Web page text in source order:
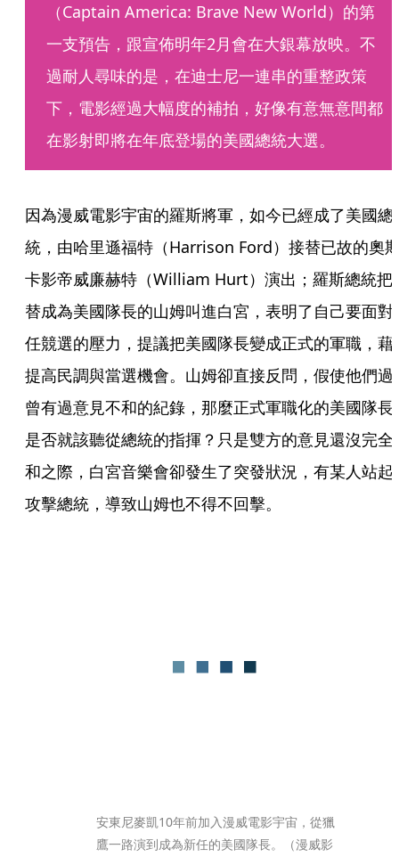
（Captain America: Brave New World）的第
一支預告，跟宣佈明年2月會在大銀幕放映。不
過耐人尋味的是，在迪士尼一連串的重整政策
下，電影經過大幅度的補拍，好像有意無意間都
在影射即將在年底登場的美國總統大選。
因為漫威電影宇宙的羅斯將軍，如今已經成了美國總
統，由哈里遜福特（Harrison Ford）接替已故的奧
卡影帝威廉赫特（William Hurt）演出；羅斯總統把
替成為美國隊長的山姆叫進白宮，表明了自己要面對
任競選的壓力，提議把美國隊長變成正式的軍職，藉
提高民調與當選機會。山姆卻直接反問，假使他們過
曾有過意見不和的紀錄，那麼正式軍職化的美國隊長
是否就該聽從總統的指揮？只是雙方的意見還沒完全
和之際，白宮音樂會卻發生了突發狀況，有某人站起
攻擊總統，導致山姆也不得不回擊。
安東尼麥凱10年前加入漫威電影宇宙，從獵
鷹一路演到成為新任的美國隊長。（漫威影